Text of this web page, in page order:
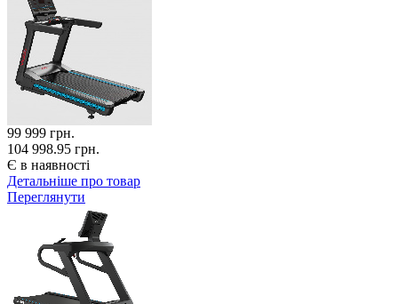
99 999 грн.
104 998.95 грн.
Є в наявності
Детальніше про товар
Переглянути